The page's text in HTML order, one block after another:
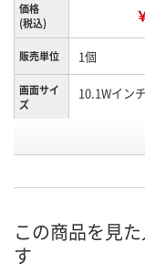
価格
(税込)
販売単位 1個
画面サイ
ズ
10.1Wインチ
この商品を見
す